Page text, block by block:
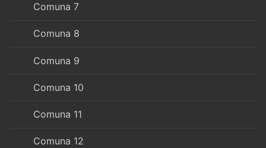
Comuna 7
Comuna 8
Comuna 9
Comuna 10
Comuna 11
Comuna 12